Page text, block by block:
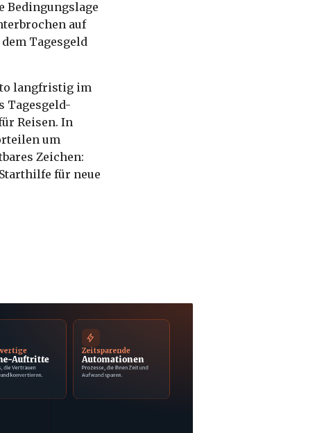
Bedingungslage
auf
Tagesgeld
langfristig im
Tagesgeld-
Reisen. In
um
Zeichen:
für neue
Auftritte
die Vertrauen
konvertieren.
Zeitsparende
Automationen
Prozesse, die Ihnen Zeit und
Aufwand sparen.